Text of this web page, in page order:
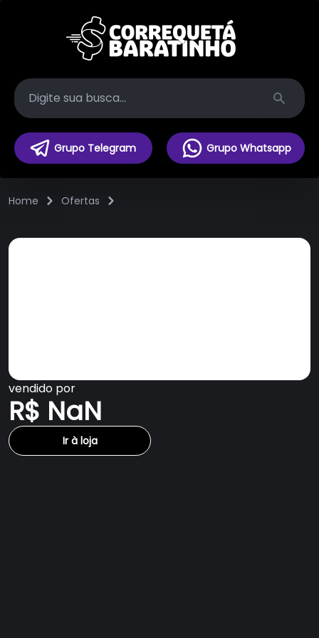
Search
Grupo Telegram Grupo Whatsapp
Home Ofertas
vendido por
R$ NaN
Ir à loja